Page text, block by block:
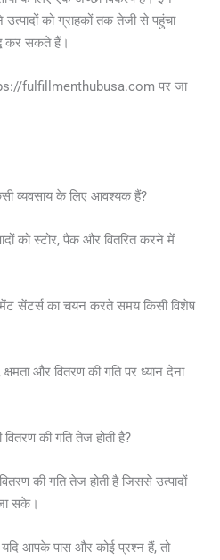
को ग्राहकों तक तेजी से पहुंचा
कर सकते हैं।
fulfillmenthubusa.com पर जा
व्यवसाय के लिए आवश्यक हैं?
को स्टोर, पैक और वितरित करने में
सेंटर्स का चयन करते समय किसी विशेष
और वितरण की गति पर ध्यान देना
की गति तेज होती है?
की गति तेज होती है जिससे उत्पादों
सके।
आपके पास और कोई प्रश्न हैं, तो